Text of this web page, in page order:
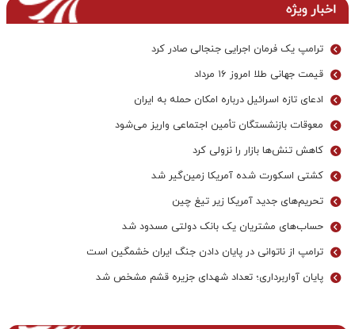
اخبار ویژه
ترامپ یک فرمان اجرایی جنجالی صادر کرد
قیمت جهانی طلا امروز ۱۶ مرداد
ادعای تازه اسرائیل درباره امکان حمله به ایران
معوقات بازنشستگان تأمین اجتماعی واریز می‌شود
کاهش تنش‌ها بازار را نزولی کرد
کشتی اسکورت شده آمریکا زمین‌گیر شد
تحریم‌های جدید آمریکا زیر تیغ چین
حساب‌های مشتریان یک بانک‌ دولتی مسدود شد
ترامپ از ناتوانی در پایان دادن جنگ ایران خشمگین است
پایان آواربرداری؛ تعداد شهدای جزیره قشم مشخص شد